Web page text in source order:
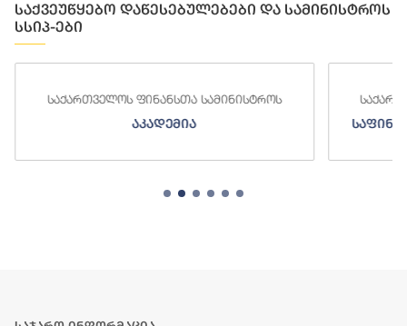
საქვეუწყებო დაწესებულებები და სამინისტროს
სსიპ-ები
საქართველოს ფინანსთა სამინისტროს
აკადემია